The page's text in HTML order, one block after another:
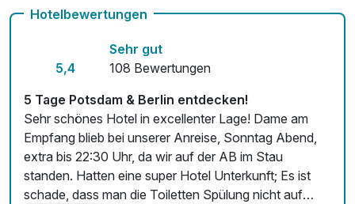
Zimmerservice verfügbar
Mit Hotelbar
Hotelbewertungen
5,4
Sehr gut
108 Bewertungen
5 Tage Potsdam & Berlin entdecken!
Sehr schönes Hotel in excellenter Lage! Dame am
Empfang blieb bei unserer Anreise, Sonntag Abend,
extra bis 22:30 Uhr, da wir auf der AB im Stau
standen. Hatten eine super Hotel Unterkunft; Es ist
schade, dass man die Toiletten Spülung nicht auf